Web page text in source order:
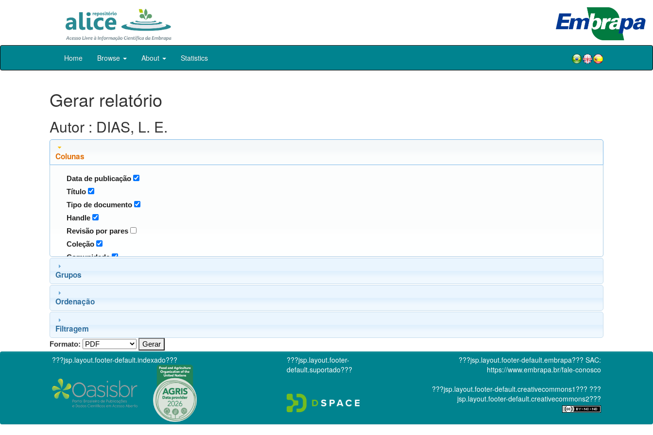
Skip
Home Browse About Statistics
Gerar relatório
Autor : DIAS, L. E.
Colunas
Data de publicação
Título
Tipo de documento
Handle
Revisão por pares
Coleção
Comunidade
Grupos
Ordenação
Filtragem
Formato:
???jsp.layout.footer-default.indexado???
???jsp.layout.footer-
default.suportado???
???jsp.layout.footer-default.embrapa??? SAC:
https://www.embrapa.br/fale-conosco
???jsp.layout.footer-default.creativecommons1??? ???
jsp.layout.footer-default.creativecommons2???